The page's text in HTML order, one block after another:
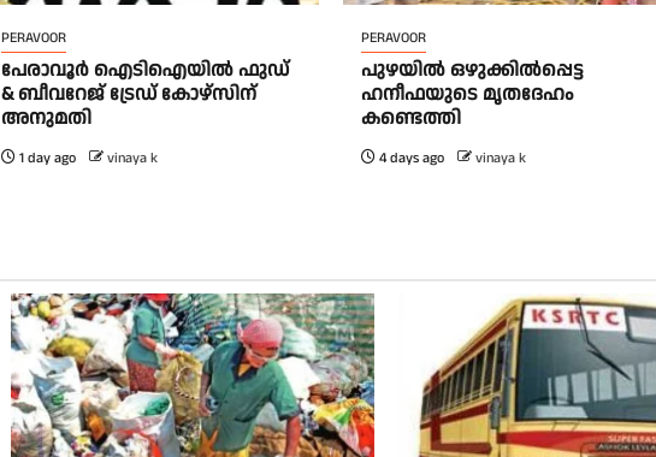
PERAVOOR
പേരാവൂർ ഐടിഐയിൽ ഫുഡ്
& ബീവറേജ് ട്രേഡ് കോഴ്സിന്
അനുമതി
1 day ago vinaya k
PERAVOOR
പുഴയിൽ ഒഴുക്കിൽപ്പെട്ട
ഹനീഫയുടെ മൃതദേഹം
കണ്ടെത്തി
4 days ago vinaya k